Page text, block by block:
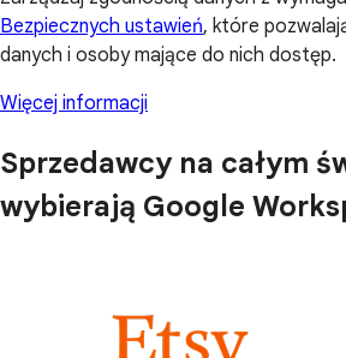
Bezpiecznych ustawień, które
danych i osoby mające do nich dostęp.
Więcej informacji
Sprzedawcy na całym
wybierają Google